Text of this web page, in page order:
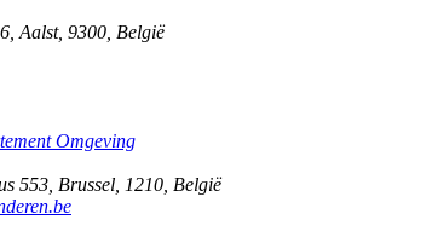
Aalst, 9300 België
Omgeving
553 Brussel 1210 België